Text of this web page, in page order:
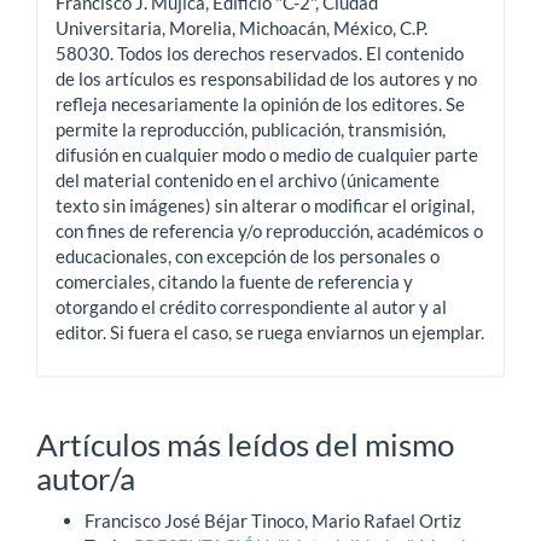
Universitaria, Morelia, Michoacán, México, C.P.
58030. Todos los derechos reservados. El contenido
de los artículos es responsabilidad de los autores y no
refleja necesariamente la opinión de los editores. Se
permite la reproducción, publicación, transmisión,
difusión en cualquier modo o medio de cualquier parte
del material contenido en el archivo (únicamente
texto sin imágenes) sin alterar o modificar el original,
con fines de referencia y/o reproducción, académicos o
educacionales, con excepción de los personales o
comerciales, citando la fuente de referencia y
otorgando el crédito correspondiente al autor y al
editor. Si fuera el caso, se ruega enviarnos un ejemplar.
Artículos más leídos del mismo
autor/a
Francisco José Béjar Tinoco, Mario Rafael Ortiz